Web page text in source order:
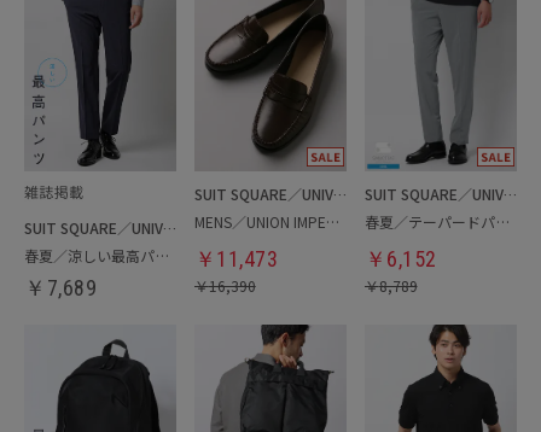
SUIT SQUARE／UNIVERSAL LANGUAGE
春夏／涼しい最高パンツ
￥ 7,689
SUIT SQUARE／UNIVERSAL LANGUAGE
MENS／UNION IMPERIAL監修／コインローファー
￥ 11,473
￥16,390
SUIT SQUARE／UNIVERSAL LANGUAGE
春夏／テーパードパンツ
￥ 6,152
￥8,789